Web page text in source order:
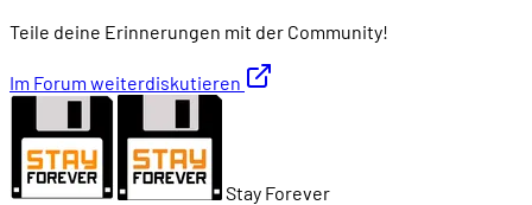
Teile deine Erinnerungen mit der Community!
Im Forum weiterdiskutieren
Stay Forever